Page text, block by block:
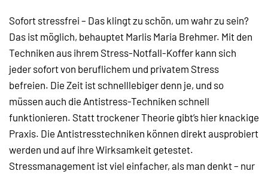
Sofort stressfrei – Das klingt zu schön, um wahr zu sein?
Das ist möglich, behauptet Marlis Maria Brehmer. Mit den
Techniken aus ihrem Stress-Notfall-Koffer kann sich
jeder sofort von beruflichem und privatem Stress
befreien. Die Zeit ist schnelllebiger denn je, und so
müssen auch die Antistress-Techniken schnell
funktionieren. Statt trockener Theorie gibt’s hier knackige
Praxis. Die Antistresstechniken können direkt ausprobiert
werden und auf ihre Wirksamkeit getestet.
Stressmanagement ist viel einfacher, als man denkt – nur